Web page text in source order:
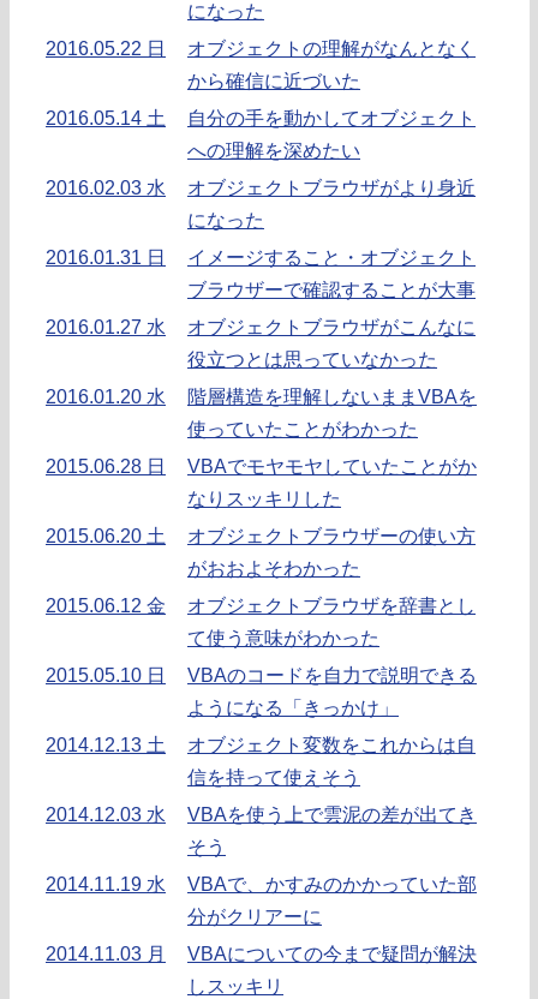
になった
2016.05.22 日
オブジェクトの理解がなんとなく
から確信に近づいた
2016.05.14 土
自分の手を動かしてオブジェクト
への理解を深めたい
2016.02.03 水
オブジェクトブラウザがより身近
になった
2016.01.31 日
イメージすること・オブジェクト
ブラウザーで確認することが大事
2016.01.27 水
オブジェクトブラウザがこんなに
役立つとは思っていなかった
2016.01.20 水
階層構造を理解しないままVBAを
使っていたことがわかった
2015.06.28 日
VBAでモヤモヤしていたことがか
なりスッキリした
2015.06.20 土
オブジェクトブラウザーの使い方
がおおよそわかった
2015.06.12 金
オブジェクトブラウザを辞書とし
て使う意味がわかった
2015.05.10 日
VBAのコードを自力で説明できる
ようになる「きっかけ」
2014.12.13 土
オブジェクト変数をこれからは自
信を持って使えそう
2014.12.03 水
VBAを使う上で雲泥の差が出てき
そう
2014.11.19 水
VBAで、かすみのかかっていた部
分がクリアーに
2014.11.03 月
VBAについての今まで疑問が解決
しスッキリ